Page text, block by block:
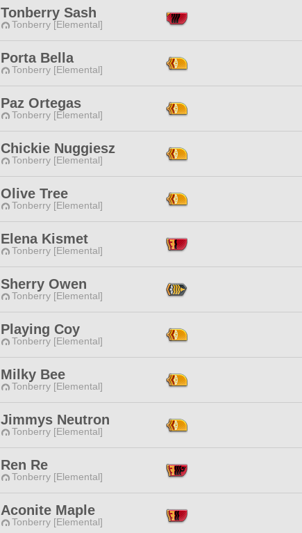
Tonberry Sash
Tonberry [Elemental]
Porta Bella
Tonberry [Elemental]
Paz Ortegas
Tonberry [Elemental]
Chickie Nuggiesz
Tonberry [Elemental]
Olive Tree
Tonberry [Elemental]
Elena Kismet
Tonberry [Elemental]
Sherry Owen
Tonberry [Elemental]
Playing Coy
Tonberry [Elemental]
Milky Bee
Tonberry [Elemental]
Jimmys Neutron
Tonberry [Elemental]
Ren Re
Tonberry [Elemental]
Aconite Maple
Tonberry [Elemental]